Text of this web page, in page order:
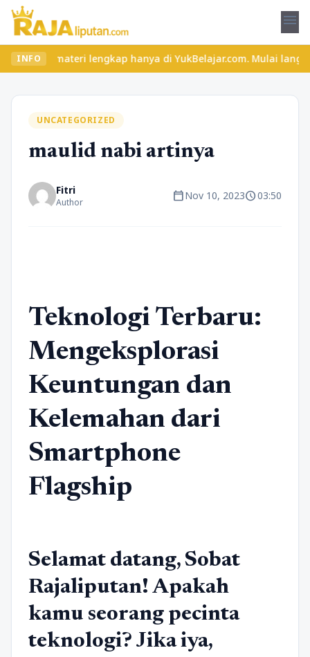
menu
INFO
lengkap hanya di YukBelajar.com. Mulai langkah
UNCATEGORIZED
maulid nabi artinya
Fitri
Author calendar_todayNov 10, 2023schedule03:50
Teknologi Terbaru:
Mengeksplorasi
Keuntungan dan
Kelemahan dari
Smartphone
Flagship
Selamat datang, Sobat
Rajaliputan! Apakah
kamu seorang pecinta
teknologi? Jika iya,